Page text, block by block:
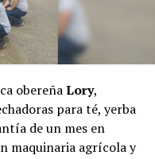
, a través de la
Rico dictaminó
lo que las familias
obereñaLory,
para té, yerba
de un mes en
maquinaria agrícola y